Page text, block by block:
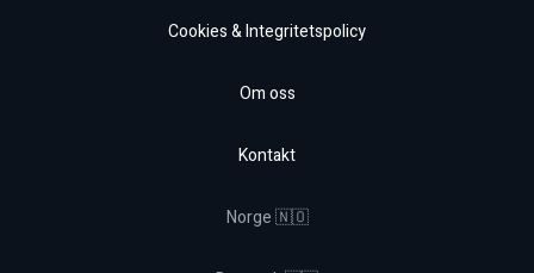
Cookies & Integritetspolicy
Om oss
Kontakt
Norge 🇳🇴